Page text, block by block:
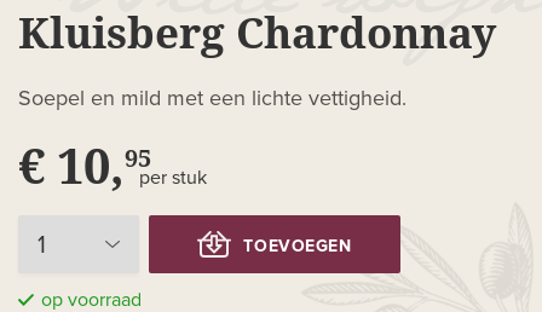
Kluisberg Chardonnay
Soepel en mild met een lichte vettigheid.
€ 10,95
per stuk
TOEVOEGEN
op voorraad